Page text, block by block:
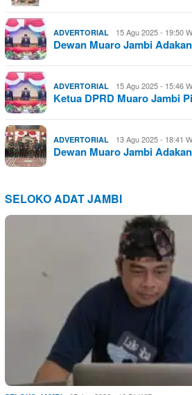
ADVERTORIAL 15 Agu 2025 - 19:50
Dewan Muaro Jambi
ADVERTORIAL 15 Agu 2025 - 15:46
Ketua DPRD Muaro Jambi
ADVERTORIAL 13 Agu 2025 - 18:41
Dewan Muaro Jambi
SELOKO ADAT JAMBI